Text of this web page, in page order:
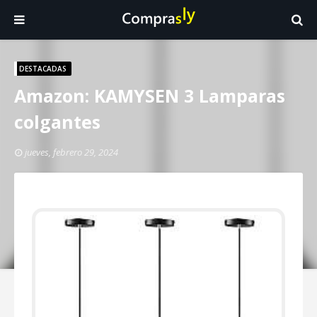
DESTACADAS
Amazon: KAMYSEN 3 Lamparas
colgantes
jueves, febrero 29, 2024